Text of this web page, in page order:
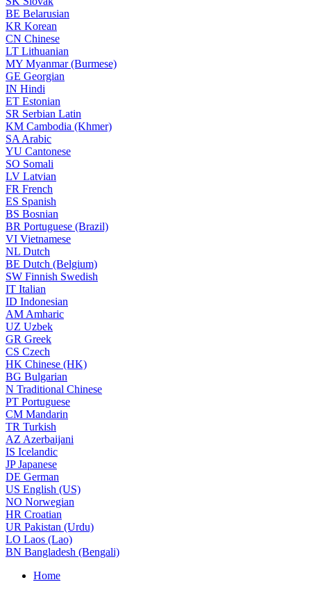
BE Belarusian
KR Korean
CN Chinese
LT Lithuanian
MY Myanmar (Burmese)
GE Georgian
IN Hindi
ET Estonian
SR Serbian Latin
KM Cambodia (Khmer)
SA Arabic
YU Cantonese
SO Somali
LV Latvian
FR French
ES Spanish
BS Bosnian
BR Portuguese (Brazil)
VI Vietnamese
NL Dutch
BE Dutch (Belgium)
SW Finnish Swedish
IT Italian
ID Indonesian
AM Amharic
UZ Uzbek
GR Greek
CS Czech
HK Chinese (HK)
BG Bulgarian
N Traditional Chinese
PT Portuguese
CM Mandarin
TR Turkish
AZ Azerbaijani
IS Icelandic
JPJapanese
DE German
US English (US)
NO Norwegian
HR Croatian
UR Pakistan (Urdu)
LO Laos (Lao)
BN Bangladesh (Bengali)
Home